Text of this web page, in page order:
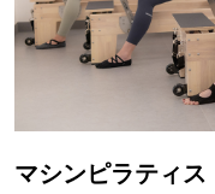
マシンピラティス